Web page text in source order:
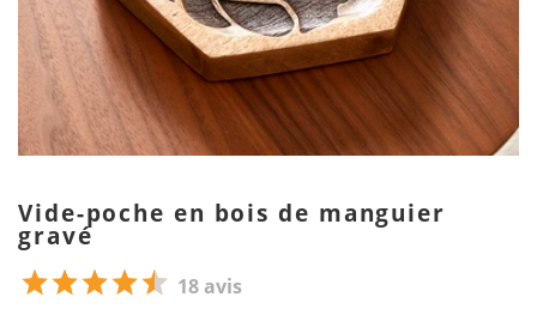
Vide-poche en bois de manguier
gravé
18 avis